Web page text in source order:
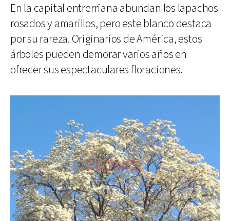
En la capital entrerriana abundan los lapachos
rosados y amarillos, pero este blanco destaca
por su rareza. Originarios de América, estos
árboles pueden demorar varios años en
ofrecer sus espectaculares floraciones.